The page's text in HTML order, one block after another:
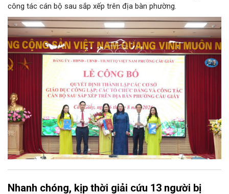
công tác cán bộ sau sắp xếp trên địa bàn phường.
Nhanh chóng, kịp thời giải cứu 13 người bị